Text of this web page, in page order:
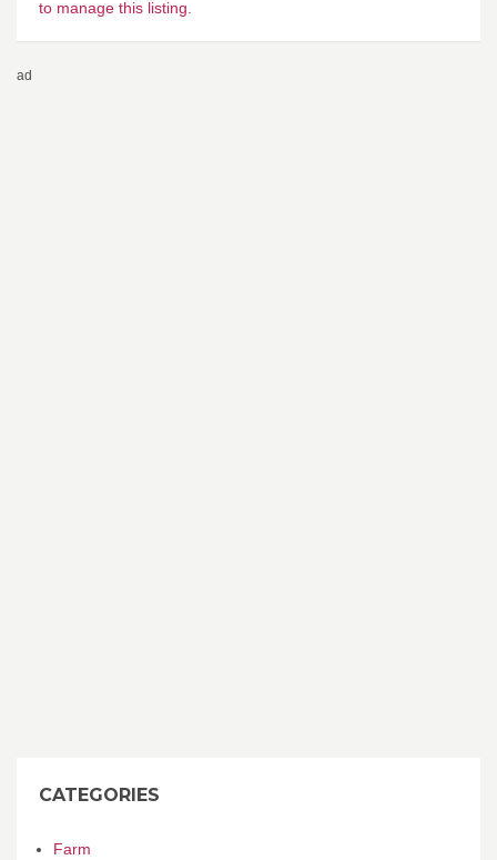
to manage this listing.
ad
CATEGORIES
Farm